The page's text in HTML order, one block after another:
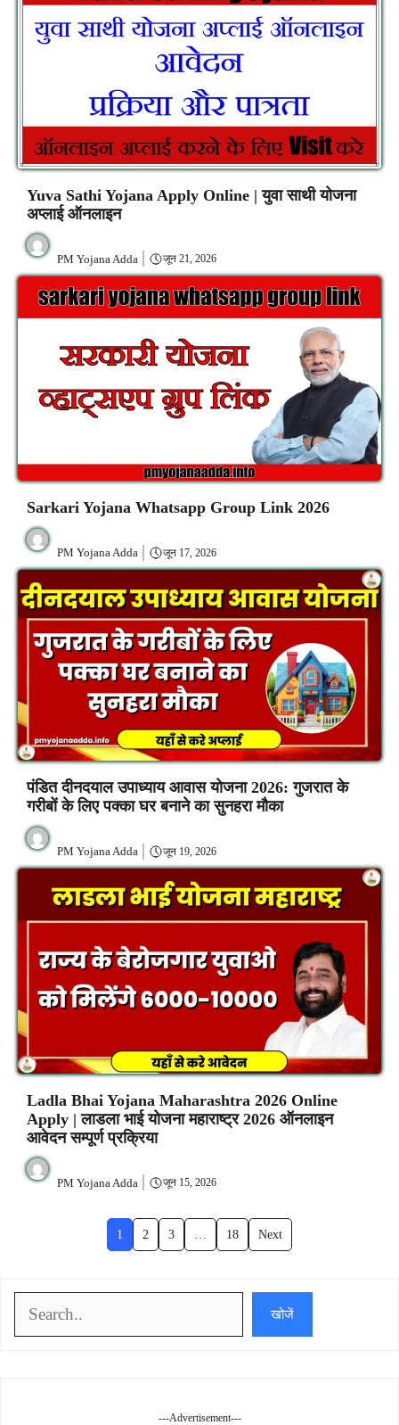
Yuva Sathi Yojana Apply Online | युवा साथी योजना
अप्लाई ऑनलाइन
PM Yojana Adda जून 21, 2026
Sarkari Yojana Whatsapp Group Link 2026
PM Yojana Adda जून 17, 2026
पंडित दीनदयाल उपाध्याय आवास योजना 2026: गुजरात के
गरीबों के लिए पक्का घर बनाने का सुनहरा मौका
PM Yojana Adda जून 19, 2026
Ladla Bhai Yojana Maharashtra 2026 Online
Apply | लाडला भाई योजना महाराष्ट्र 2026 ऑनलाइन
आवेदन सम्पूर्ण प्रक्रिया
PM Yojana Adda जून 15, 2026
1 2 3 18 Next
खोजें
---Advertisement---